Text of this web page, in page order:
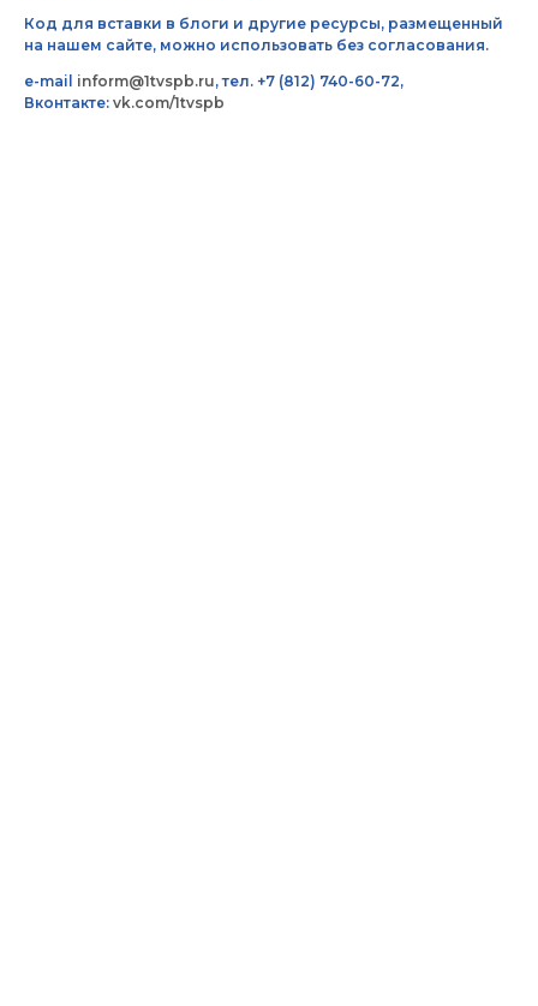
Код для вставки в блоги и другие ресурсы, размещенный
на нашем сайте, можно использовать без согласования.
e-mail inform@1tvspb.ru, тел. +7 (812) 740-60-72,
Вконтакте: vk.com/1tvspb